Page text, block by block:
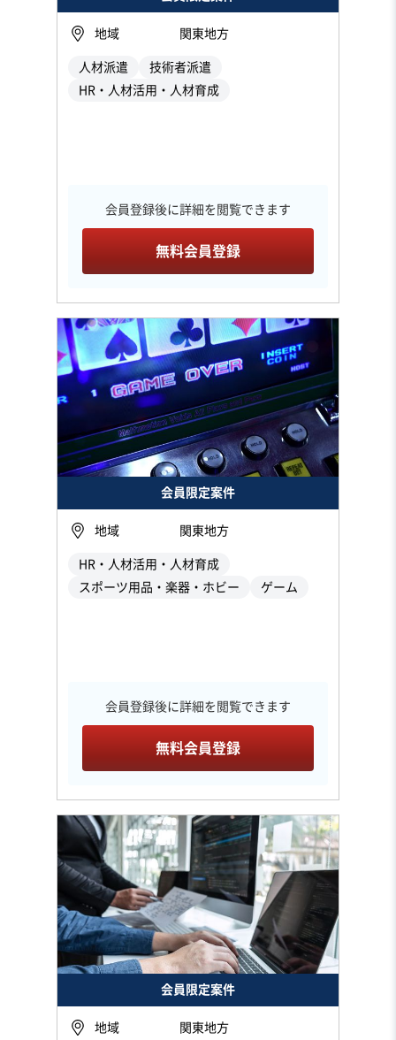
地域 関東地方
人材派遣
技術者派遣
HR・人材活用・人材育成
会員登録後に詳細を閲覧できます
無料会員登録
会員限定案件
地域 関東地方
HR・人材活用・人材育成
スポーツ用品・楽器・ホビー
ゲーム
会員登録後に詳細を閲覧できます
無料会員登録
会員限定案件
地域 関東地方